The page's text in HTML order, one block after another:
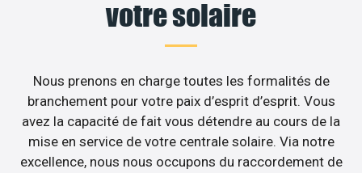
votre solaire
Nous prenons en charge toutes les formalités de
branchement pour votre paix d’esprit d’esprit. Vous
avez la capacité de fait vous détendre au cours de la
mise en service de votre centrale solaire. Via notre
excellence, nous nous occupons du raccordement de